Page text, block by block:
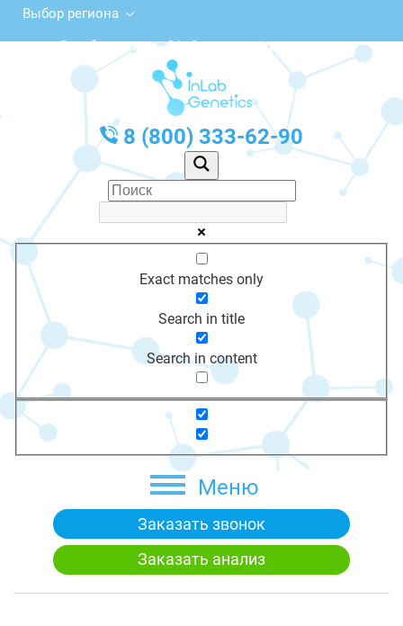
Выбор региона
Октябрьская ул., 9А, Сольвычегодск
с 10:00 до 20:00
График работы: Пн-Пт с 10:00 до 20:00
8 (800) 333-62-90
Exact matches only
Search in title
Search in content
Меню
Заказать звонок
Заказать анализ